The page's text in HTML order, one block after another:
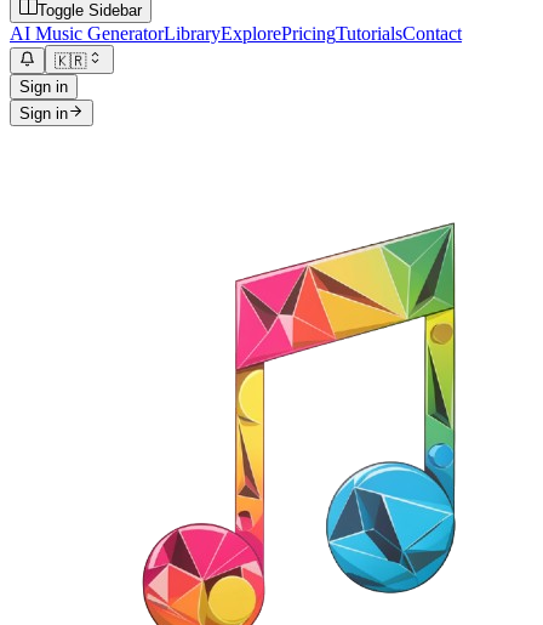
Toggle Sidebar
AI Music GeneratorLibraryExplorePricingTutorialsContact
🇰🇷
Sign in
Sign in